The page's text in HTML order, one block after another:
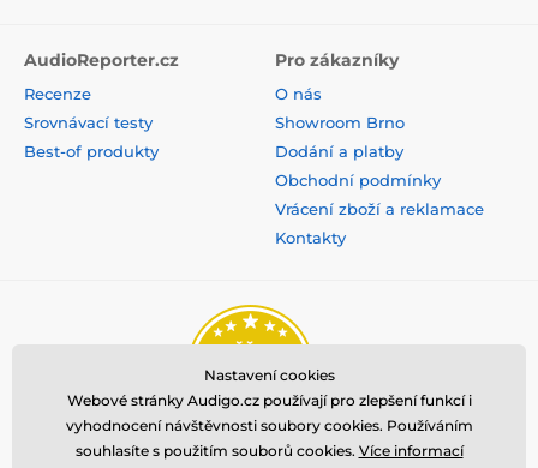
AudioReporter.cz
Recenze
Srovnávací testy
Best-of produkty
Pro zákazníky
O nás
Showroom Brno
Dodání a platby
Obchodní podmínky
Vrácení zboží a reklamace
Kontakty
Nastavení cookies
Webové stránky Audigo.cz používají pro zlepšení funkcí i
vyhodnocení návštěvnosti soubory cookies. Používáním
souhlasíte s použitím souborů cookies. Více informací